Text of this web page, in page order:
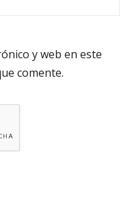
y web en este
comente.